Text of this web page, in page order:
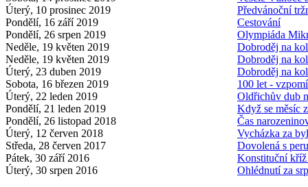
Úterý, 10 prosinec 2019
Předvánoční
Pondělí, 16 září 2019
Cestování
Pondělí, 26 srpen 2019
Olympiáda
Neděle, 19 květen 2019
Dobroděj na
Neděle, 19 květen 2019
Dobroděj na
Úterý, 23 duben 2019
Dobroděj na
Sobota, 16 březen 2019
100 let -
Úterý, 22 leden 2019
Oldřichův dub
Pondělí, 21 leden 2019
Když se měsíc
Pondělí, 26 listopad 2018
Čas
Úterý, 12 červen 2018
Vycházka za
Středa, 28 červen 2017
Dovolená s
Pátek, 30 září 2016
Konstituční
Úterý, 30 srpen 2016
Ohlédnutí za